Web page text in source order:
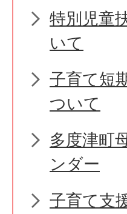
特別児童
いて
子育て短
ついて
多度津町
ンダー
子育て支